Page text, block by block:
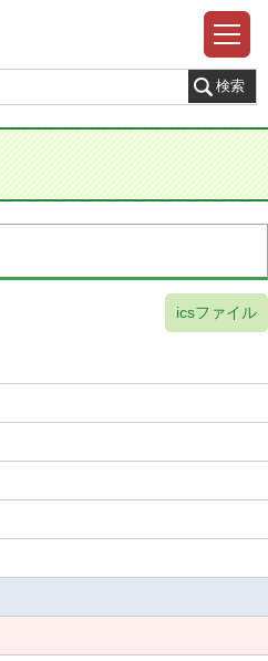
icsファイル